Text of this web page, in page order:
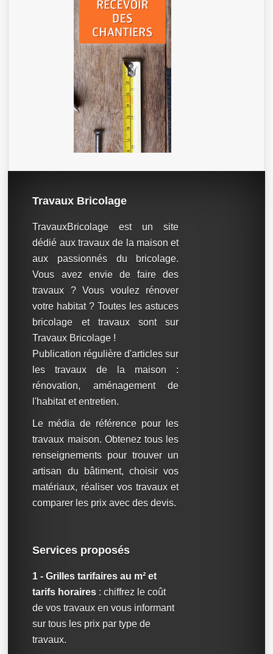
Travaux Bricolage
TravauxBricolage est un site
dédié aux travaux de la maison et
aux passionnés du bricolage.
Vous avez envie de faire des
travaux ? Vous voulez rénover
votre habitat ? Toutes les astuces
bricolage et travaux sont sur
Travaux Bricolage !
Publication régulière d'articles sur
les travaux de la maison :
rénovation, aménagement de
l'habitat et entretien.
Le média de référence pour les
travaux maison. Obtenez tous les
renseignements pour trouver un
artisan du bâtiment, choisir vos
matériaux, réaliser vos travaux et
comparer les prix avec des devis.
Services proposés
1 - Grilles tarifaires au m² et
tarifs horaires : chiffrez le coût
de vos travaux en vous informant
sur tous les prix par type de
travaux.